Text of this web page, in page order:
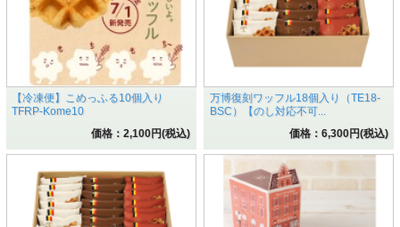
【冷凍便】こめっふる10個入り
TFRP-Kome10
価格：2,100円(税込)
万博復刻ワッフル18個入り（TE18-
BSC）【のし対応不可...
価格：6,300円(税込)